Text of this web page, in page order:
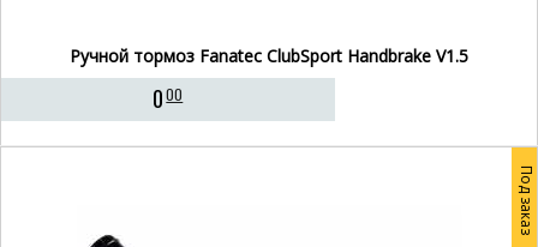
Ручной тормоз Fanatec ClubSport Handbrake V1.5
000
Под заказ